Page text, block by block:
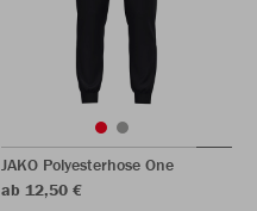
JAKO Polyesterhose One
ab 12,50 €